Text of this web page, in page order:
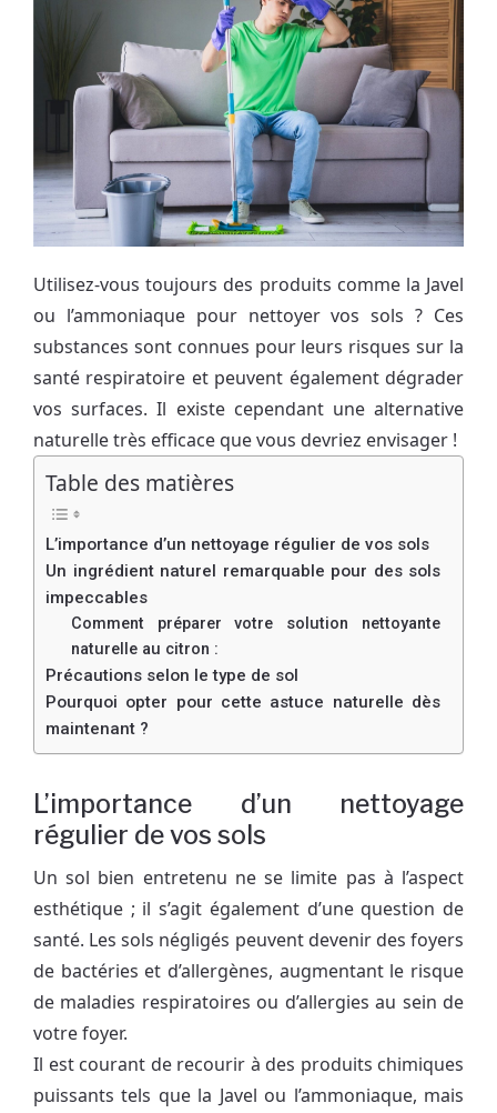
Utilisez-vous toujours des produits comme la Javel
ou l’ammoniaque pour nettoyer vos sols ? Ces
substances sont connues pour leurs risques sur la
santé respiratoire et peuvent également dégrader
vos surfaces. Il existe cependant une alternative
naturelle très efficace que vous devriez envisager !
Table des matières
L’importance d’un nettoyage régulier de vos sols
Un ingrédient naturel remarquable pour des sols
impeccables
Comment préparer votre solution nettoyante
naturelle au citron :
Précautions selon le type de sol
Pourquoi opter pour cette astuce naturelle dès
maintenant ?
L’importance d’un nettoyage
régulier de vos sols
Un sol bien entretenu ne se limite pas à l’aspect
esthétique ; il s’agit également d’une question de
santé. Les sols négligés peuvent devenir des foyers
de bactéries et d’allergènes, augmentant le risque
de maladies respiratoires ou d’allergies au sein de
votre foyer.
Il est courant de recourir à des produits chimiques
puissants tels que la Javel ou l’ammoniaque, mais